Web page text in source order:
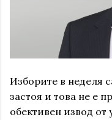
Изборите в неделя
застоя и това не е
обективен извод от